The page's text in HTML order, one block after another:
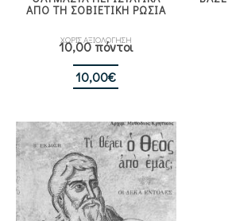
ΑΠΟ ΤΗ ΣΟΒΙΕΤΙΚΗ ΡΩΣΙΑ
ΧΩΡΙΣ ΑΞΙΟΛΟΓΗΣΗ
10,00 πόντοι
10,00€